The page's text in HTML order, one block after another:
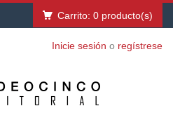
Carrito: 0 producto(s)
Inicie sesión o regístrese